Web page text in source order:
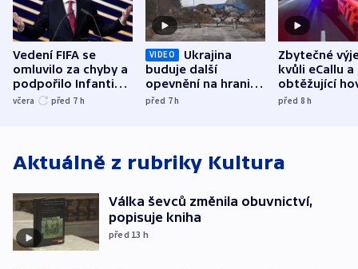
Vedení FIFA se
omluvilo za chyby a
podpořilo Infantina.
UEFA trvá na
včera před 7 h
VIDEO
Ukrajina
buduje další
opevnění na hranici
s Běloruskem
před 7h
Zbytečné
kvůli eCallu a
obtěžující
zdržují
před 8h
Aktuálně z rubriky Kultura
Válka ševců změnila obuvnictví,
popisuje kniha
před 13 h